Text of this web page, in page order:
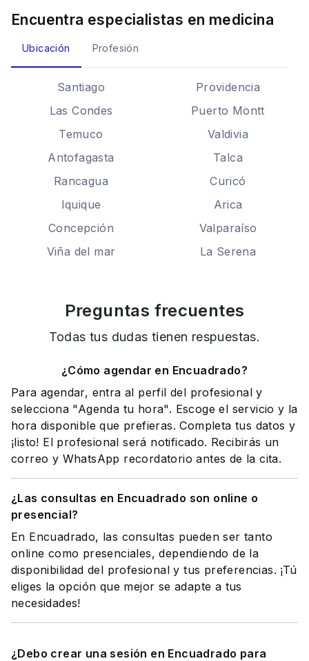
Encuentra especialistas en medicina
Ubicación Profesión
Santiago
Providencia
Las Condes
Puerto Montt
Temuco
Valdivia
Antofagasta
Talca
Rancagua
Curicó
Iquique
Arica
Concepción
Valparaíso
Viña del mar
La Serena
Preguntas frecuentes
Todas tus dudas tienen respuestas.
¿Cómo agendar en Encuadrado?
Para agendar, entra al perfil del profesional y
selecciona "Agenda tu hora". Escoge el servicio y la
hora disponible que prefieras. Completa tus datos y
¡listo! El profesional será notificado. Recibirás un
correo y WhatsApp recordatorio antes de la cita.
¿Las consultas en Encuadrado son online o
presencial?
En Encuadrado, las consultas pueden ser tanto
online como presenciales, dependiendo de la
disponibilidad del profesional y tus preferencias. ¡Tú
eliges la opción que mejor se adapte a tus
necesidades!
¿Debo crear una sesión en Encuadrado para